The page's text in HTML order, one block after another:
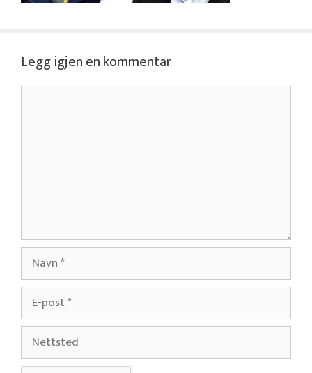
Legg igjen en kommentar
Navn
post
Nettsted